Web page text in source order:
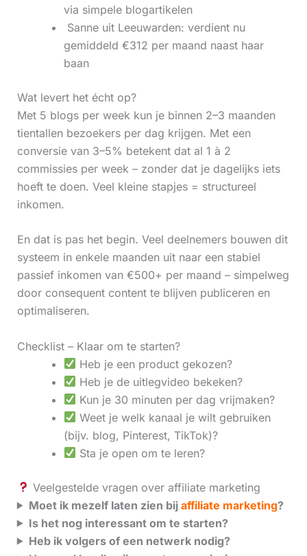
via simpele blogartikelen
‍ Sanne uit Leeuwarden: verdient nu
gemiddeld €312 per maand naast haar
baan
Wat levert het écht op?
Met 5 blogs per week kun je binnen 2–3 maanden
tientallen bezoekers per dag krijgen. Met een
conversie van 3–5% betekent dat al 1 à 2
commissies per week – zonder dat je dagelijks iets
hoeft te doen. Veel kleine stapjes = structureel
inkomen.
En dat is pas het begin. Veel deelnemers bouwen dit
systeem in enkele maanden uit naar een stabiel
passief inkomen van €500+ per maand – simpelweg
door consequent content te blijven publiceren en
optimaliseren.
Checklist – Klaar om te starten?
Heb je een product gekozen?
Heb je de uitlegvideo bekeken?
Kun je 30 minuten per dag vrijmaken?
Weet je welk kanaal je wilt gebruiken
(bijv. blog, Pinterest, TikTok)?
Sta je open om te leren?
Veelgestelde vragen over affiliate marketing
Moet ik mezelf laten zien bij affiliate marketing?
Is het nog interessant om te starten?
Heb ik volgers of een netwerk nodig?